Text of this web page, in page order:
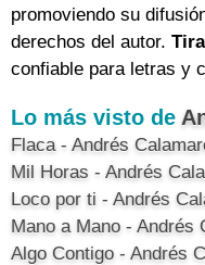
promoviendo su
derechos del autor.
confiable para letras y
Lo más visto de
Flaca - Andrés
Mil Horas - Andrés
Loco por ti - Andrés
Mano a Mano - Andrés
Algo Contigo - Andrés